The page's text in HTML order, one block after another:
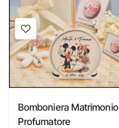
Bomboniera Matrimonio
Profumatore